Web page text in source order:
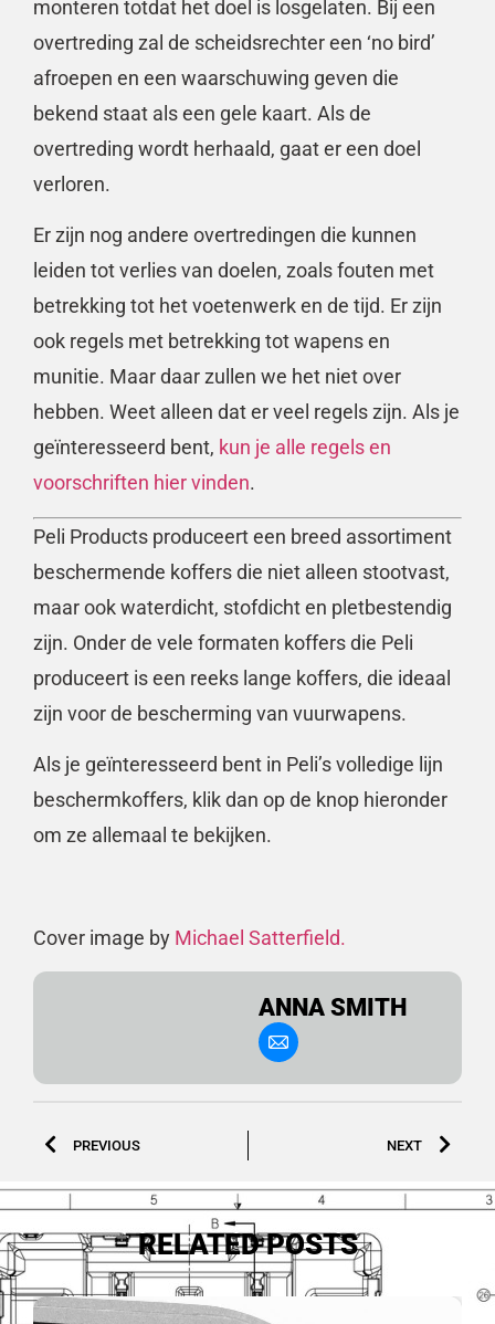
monteren totdat het doel is losgelaten. Bij een
overtreding zal de scheidsrechter een ‘no bird’
afroepen en een waarschuwing geven die
bekend staat als een gele kaart. Als de
overtreding wordt herhaald, gaat er een doel
verloren.
Er zijn nog andere overtredingen die kunnen
leiden tot verlies van doelen, zoals fouten met
betrekking tot het voetenwerk en de tijd. Er zijn
ook regels met betrekking tot wapens en
munitie. Maar daar zullen we het niet over
hebben. Weet alleen dat er veel regels zijn. Als je
geïnteresseerd bent, kun je alle regels en
voorschriften hier vinden.
Peli Products produceert een breed assortiment
beschermende koffers die niet alleen stootvast,
maar ook waterdicht, stofdicht en pletbestendig
zijn. Onder de vele formaten koffers die Peli
produceert is een reeks lange koffers, die ideaal
zijn voor de bescherming van vuurwapens.
Als je geïnteresseerd bent in Peli’s volledige lijn
beschermkoffers, klik dan op de knop hieronder
om ze allemaal te bekijken.
Cover image by Michael Satterfield.
ANNA SMITH
PREVIOUS NEXT
RELATED POSTS